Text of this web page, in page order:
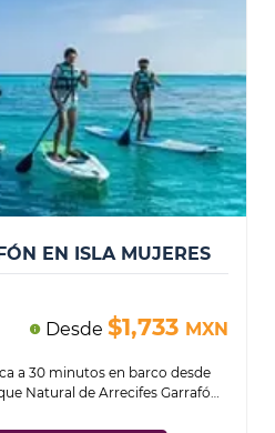
EN ISLA MUJERES
info Desde $1,733 MXN
a 30 minutos en barco desde
Natural de Arrecifes Garrafón.